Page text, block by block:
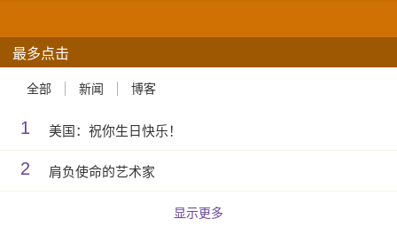
最多点击
全部 新闻 博客
1 美国：祝你生日快乐！
2 肩负使命的艺术家
显示更多